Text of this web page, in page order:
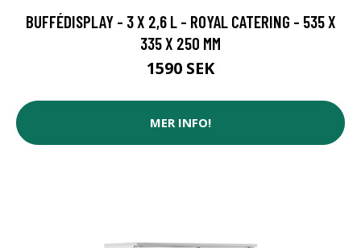
BUFFÉDISPLAY - 3 X 2,6 L - ROYAL CATERING - 535 X
335 X 250 MM
1590 SEK
MER INFO!